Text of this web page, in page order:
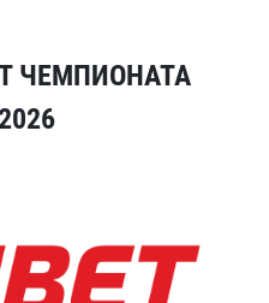
ЧЕМПИОНАТА